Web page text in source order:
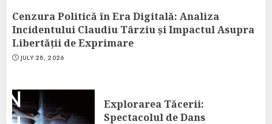
Cenzura Politică în Era Digitală: Analiza
Incidentului Claudiu Târziu și Impactul Asupra
Libertății de Exprimare
JULY 28, 2026
Explorarea Tăcerii:
Spectacolul de Dans